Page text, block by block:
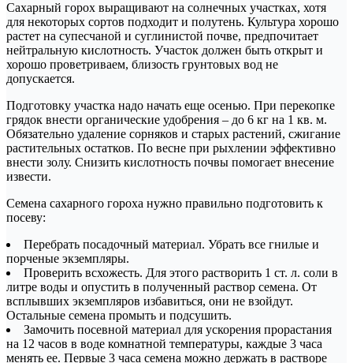
Сахарный горох выращивают на солнечных участках, хотя
для некоторых сортов подходит и полутень. Культура хорошо
растет на супесчаной и суглинистой почве, предпочитает
нейтральную кислотность. Участок должен быть открыт и
хорошо проветриваем, близость грунтовых вод не
допускается.
Подготовку участка надо начать еще осенью. При перекопке
грядок внести органические удобрения – до 6 кг на 1 кв. м.
Обязательно удаление сорняков и старых растений, сжигание
растительных остатков. По весне при рыхлении эффективно
внести золу. Снизить кислотность почвы помогает внесение
извести.
Семена сахарного гороха нужно правильно подготовить к
посеву:
Перебрать посадочный материал. Убрать все гнилые и
порченые экземпляры.
Проверить всхожесть. Для этого растворить 1 ст. л. соли в
литре воды и опустить в полученный раствор семена. От
всплывших экземпляров избавиться, они не взойдут.
Остальные семена промыть и подсушить.
Замочить посевной материал для ускорения прорастания
на 12 часов в воде комнатной температуры, каждые 3 часа
менять ее. Первые 3 часа семена можно держать в растворе